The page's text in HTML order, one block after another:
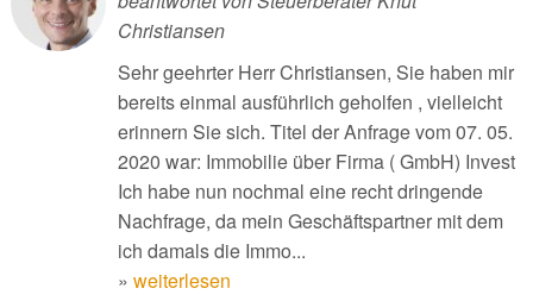
Christiansen
Sehr geehrter Herr Christiansen, Sie haben mir
bereits einmal ausführlich geholfen , vielleicht
erinnern Sie sich. Titel der Anfrage vom 07. 05.
2020 war: Immobilie über Firma ( GmbH) Invest
Ich habe nun nochmal eine recht dringende
Nachfrage, da mein Geschäftspartner mit dem
ich damals die Immo...
» weiterlesen